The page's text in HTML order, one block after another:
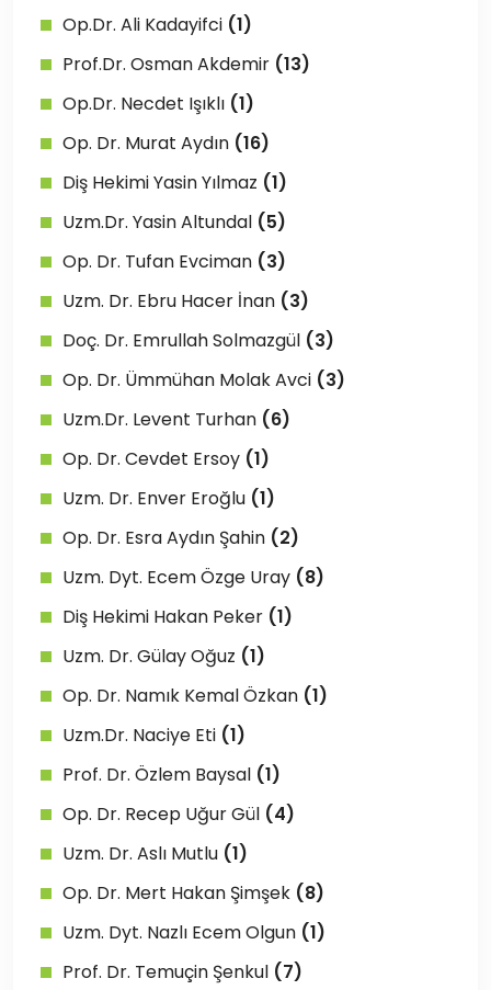
Op.Dr. Ali Kadayifci (1)
Prof.Dr. Osman Akdemir (13)
Op.Dr. Necdet Işıklı (1)
Op. Dr. Murat Aydın (16)
Diş Hekimi Yasin Yılmaz (1)
Uzm.Dr. Yasin Altundal (5)
Op. Dr. Tufan Evciman (3)
Uzm. Dr. Ebru Hacer İnan (3)
Doç. Dr. Emrullah Solmazgül (3)
Op. Dr. Ümmühan Molak Avci (3)
Uzm.Dr. Levent Turhan (6)
Op. Dr. Cevdet Ersoy (1)
Uzm. Dr. Enver Eroğlu (1)
Op. Dr. Esra Aydın Şahin (2)
Uzm. Dyt. Ecem Özge Uray (8)
Diş Hekimi Hakan Peker (1)
Uzm. Dr. Gülay Oğuz (1)
Op. Dr. Namık Kemal Özkan (1)
Uzm.Dr. Naciye Eti (1)
Prof. Dr. Özlem Baysal (1)
Op. Dr. Recep Uğur Gül (4)
Uzm. Dr. Aslı Mutlu (1)
Op. Dr. Mert Hakan Şimşek (8)
Uzm. Dyt. Nazlı Ecem Olgun (1)
Prof. Dr. Temuçin Şenkul (7)